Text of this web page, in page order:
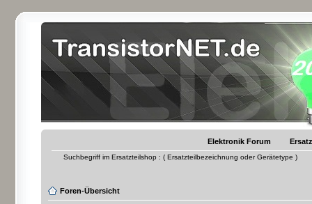
Elektronik Forum
Suchbegriff im Ersatzteilshop : ( Ersatzteilbezeichnung oder Gerätetype )
Foren-Übersicht